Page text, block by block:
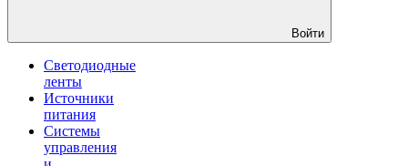
Войти
Светодиодные
ленты
Источники
питания
Системы
управления